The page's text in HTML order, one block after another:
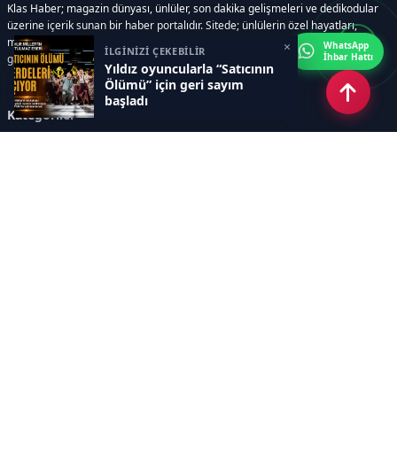
İLGİNİZİ ÇEKEBİLİR
Yıldız oyuncularla “Satıcının
Ölümü” için geri sayım
başladı
×
Klas Haber; magazin dünyası, ünlüler, son dakika gelişmeleri ve dedikodular
üzerine içerik sunan bir haber portalıdır. Sitede; ünlülerin özel hayatları,
magazin gündemi, röportajlar, fotoğraf ve video galerileri, resmi ilanlar, e-
gazete gibi geniş bir içerik yelpazesi bulunur.
Kategoriler
WhatsApp
İhbar Hattı